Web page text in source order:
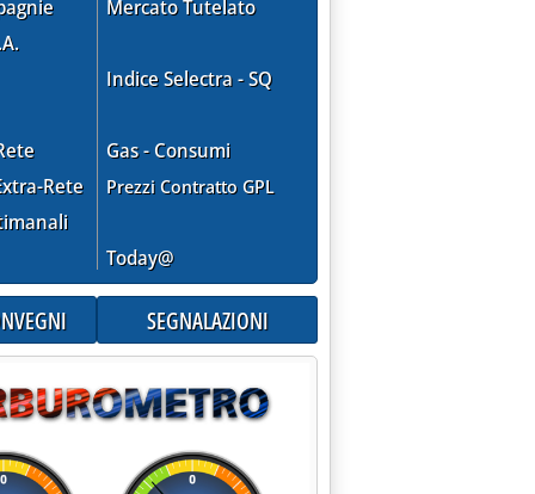
DA BERSANI'
Rete
Mercato Tutelato
Indice Selectra - SQ
Gas - Consumi
Prezzi Contratto GPL
Today@
SEGNALAZIONI